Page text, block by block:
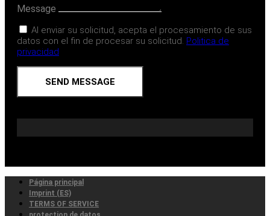
Message
Al enviar su solicitud, acepta el procesamiento de sus
datos con el fin de procesar su solicitud. Politica de
privacidad
SEND MESSAGE
Página principal
Imprint (ES)
TERMS OF SERVICE